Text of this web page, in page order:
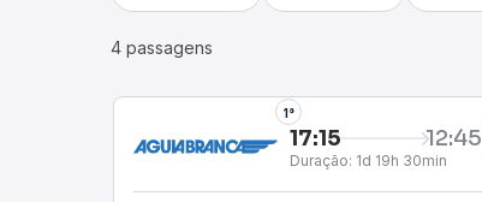
4 passagens
1°
17:15 12:45
Duração: 1d 19h 30min